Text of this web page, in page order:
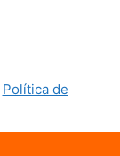
Política de